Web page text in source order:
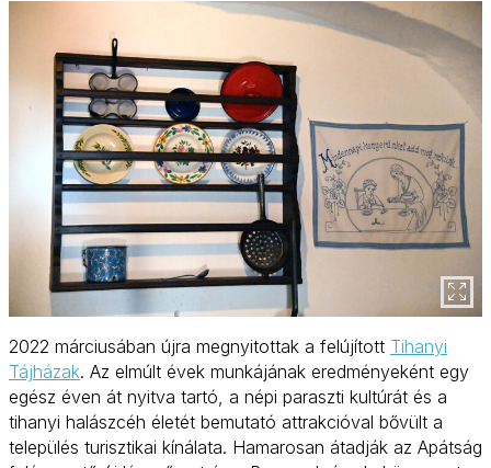
2022 márciusában újra megnyitottak a felújított Tihanyi
Tájházak. Az elmúlt évek munkájának eredményeként egy
egész éven át nyitva tartó, a népi paraszti kultúrát és a
tihanyi halászcéh életét bemutató attrakcióval bővült a
település turisztikai kínálata. Hamarosan átadják az Apátság